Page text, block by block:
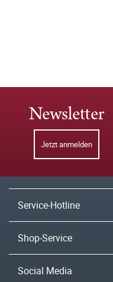
Newsletter
Jetzt anmelden
Service-Hotline
Shop-Service
Social Media